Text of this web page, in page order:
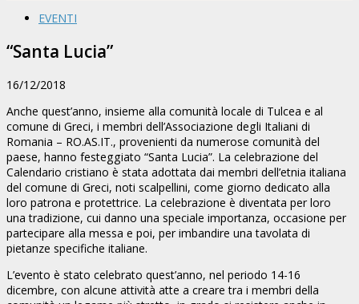
EVENTI
“Santa Lucia”
16/12/2018
Anche quest’anno, insieme alla comunità locale di Tulcea e al
comune di Greci, i membri dell’Associazione degli Italiani di
Romania – RO.AS.IT., provenienti da numerose comunità del
paese, hanno festeggiato “Santa Lucia”. La celebrazione del
Calendario cristiano è stata adottata dai membri dell’etnia italiana
del comune di Greci, noti scalpellini, come giorno dedicato alla
loro patrona e protettrice. La celebrazione è diventata per loro
una tradizione, cui danno una speciale importanza, occasione per
partecipare alla messa e poi, per imbandire una tavolata di
pietanze specifiche italiane.
L’evento è stato celebrato quest’anno, nel periodo 14-16
dicembre, con alcune attività atte a creare tra i membri della